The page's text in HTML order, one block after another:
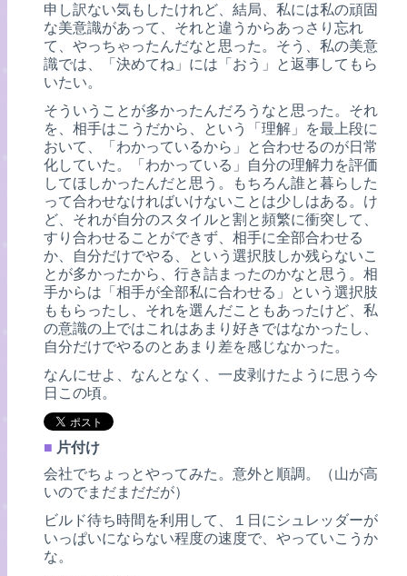
申し訳ない気もしたけれど、結局、私には私の頑固
な美意識があって、それと違うからあっさり忘れ
て、やっちゃったんだなと思った。そう、私の美意
識では、「決めてね」には「おう」と返事してもら
いたい。
そういうことが多かったんだろうなと思った。それ
を、相手はこうだから、という「理解」を最上段に
おいて、「わかっているから」と合わせるのが日常
化していた。「わかっている」自分の理解力を評価
してほしかったんだと思う。もちろん誰と暮らした
って合わせなければいけないことは少しはある。け
ど、それが自分のスタイルと割と頻繁に衝突して、
すり合わせることができず、相手に全部合わせる
か、自分だけでやる、という選択肢しか残らないこ
とが多かったから、行き詰まったのかなと思う。相
手からは「相手が全部私に合わせる」という選択肢
ももらったし、それを選んだこともあったけど、私
の意識の上ではこれはあまり好きではなかったし、
自分だけでやるのとあまり差を感じなかった。
なんにせよ、なんとなく、一皮剥けたように思う今
日この頃。
■ 片付け
会社でちょっとやってみた。意外と順調。（山が高
いのでまだまだだが）
ビルド待ち時間を利用して、１日にシュレッダーが
いっぱいにならない程度の速度で、やっていこうか
な。